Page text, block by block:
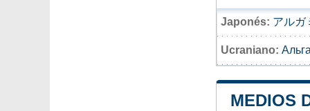
Japonés: アルガ
Ucraniano:
MEDIOS